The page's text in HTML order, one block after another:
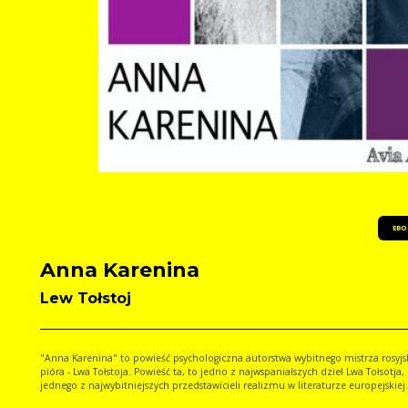
Anna Karenina
Lew Tołstoj
"Anna Karenina" to powieść psychologiczna autorstwa wybitnego mistrza
pióra - Lwa Tołstoja. Powieść ta, to jedno z najwspanialszych dzieł Lwa Tołsotja,
jednego z najwybitniejszych przedstawicieli realizmu w literaturze europejskiej.